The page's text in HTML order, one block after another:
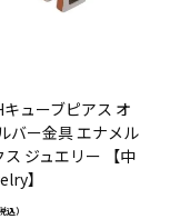
ューブピアス オ
バー金具 エナメル
ジュエリー 【中
】
込）